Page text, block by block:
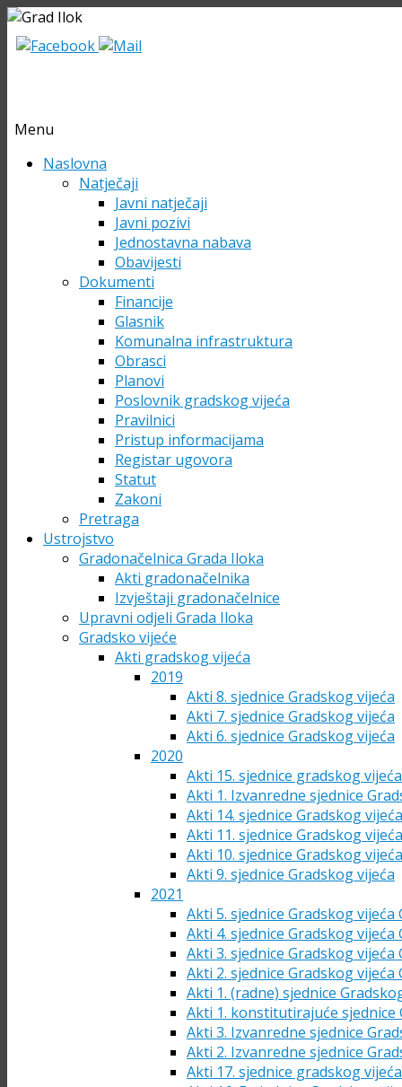
Menu
Skip Naslovna
Natječaji
Javni natječaji
Javni pozivi
Jednostavna nabava
Obavijesti
Dokumenti
Financije
Glasnik
Komunalna infrastruktura
Obrasci
Planovi
Poslovnik gradskog vijeća
Pravilnici
Pristup informacijama
Registar ugovora
Statut
Zakoni
Pretraga
Ustrojstvo
Gradonačelnica Grada Iloka
Akti gradonačelnika
Izvještaji gradonačelnice
Upravni odjeli Grada Iloka
Gradsko vijeće
Akti gradskog vijeća
2019
Akti 8. sjednice Gradskog vijeća
Akti 7. sjednice Gradskog vijeća
Akti 6. sjednice Gradskog vijeća
2020
Akti 15. sjednice gradskog
Akti 1. Izvanredne sjednice
Akti 14. sjednice Gradskog vijeća
Akti 11. sjednice Gradskog vijeća
Akti 10. sjednice Gradskog vijeća
Akti 9. sjednice Gradskog vijeća
2021
Akti 5. sjednice Gradskog vijeća
Akti 4. sjednice Gradskog vijeća
Akti 3. sjednice Gradskog vijeća
Akti 2. sjednice Gradskog vijeća
Akti 1. (radne) sjednice
Akti 1. konstitutirajuće sjednice
Akti 3. Izvanredne sjednice
Akti 2. Izvanredne sjednice
Akti 17. sjednice gradskog